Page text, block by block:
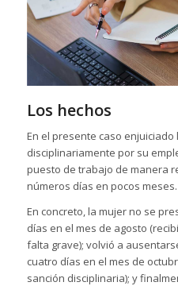
Los hechos
En el presente caso
disciplinariamente por su
puesto de trabajo de manera
números días en pocos meses.
En concreto, la mujer no se
días en el mes de agosto
falta grave); volvió a
cuatro días en el mes de
sanción disciplinaria); y